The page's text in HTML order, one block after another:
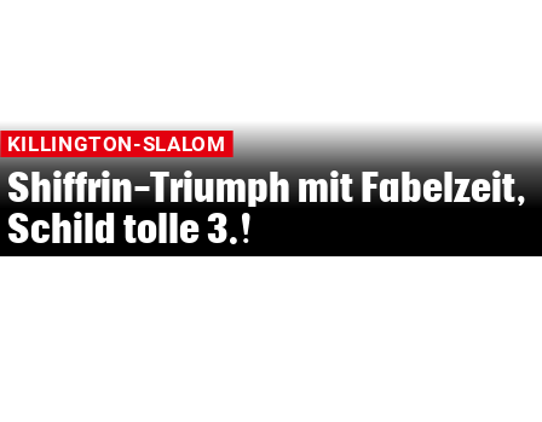
KILLINGTON-SLALOM
Shiffrin-Triumph mit Fabelzeit,
Schild tolle 3.!